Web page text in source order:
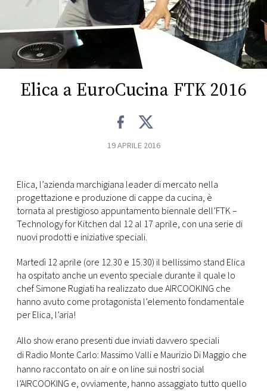
FOTO
CONCORSI
EVENTI
PRINCIPATO
DI
MONACO
RMC
CONSIGLIA
Elica a EuroCucina FTK 2016
19 APRILE 2016
Elica, l’azienda marchigiana leader di mercato nella
progettazione e produzione di cappe da cucina, è
tornata al prestigioso appuntamento biennale dell’FTK –
Technology for Kitchen dal 12 al 17 aprile, con una serie di
nuovi prodotti e iniziative speciali.
Martedì 12 aprile (ore 12.30 e 15.30) il bellissimo stand Elica
ha ospitato anche un evento speciale durante il quale lo
chef Simone Rugiati ha realizzato due AIRCOOKING che
hanno avuto come protagonista l’elemento fondamentale
per Elica, l’aria!
Allo show erano presenti due inviati davvero speciali
di Radio Monte Carlo: Massimo Valli e Maurizio Di Maggio che
hanno raccontato on air e on line sui nostri social
l’AIRCOOKING e, ovviamente, hanno assaggiato tutto quello